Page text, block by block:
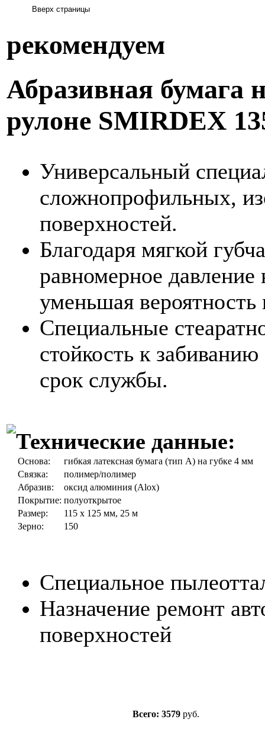
рекомендуем
Абразивная бумага
рулоне SMIRDEX
Универсальный
сложнопрофильных,
поверхностей.
Благодаря мягкой
равномерное
уменьшая
Специальные
стойкость к
срок службы.
Технические данные:
Основа:
гибкая латексная бумага (тип А) на губке 4 мм
Связка:
полимер/полимер
Абразив:
оксид алюминия (Alox)
Покрытие: полуоткрытое
Размер:
115 x 125 мм, 25 м
Зерно:
150
Специальное
Назначение ремонт
поверхностей
Всего: 3579руб.